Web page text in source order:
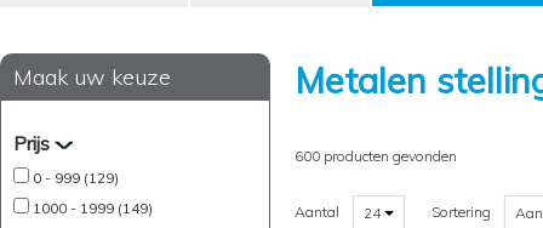
Maak uw keuze
Prijs
0 - 999 (129)
1000 - 1999 (149)
Metalen
600 producten gevonden
Aantal 24 Sortering